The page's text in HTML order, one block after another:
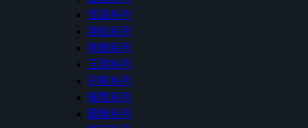
恆溫系列
無鉛系列
無鋒系列
玉潤系列
冠冕系列
樸真系列
圓舞系列